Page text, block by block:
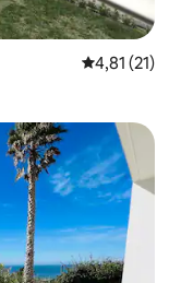
4,81 de uma
4,81 (21)